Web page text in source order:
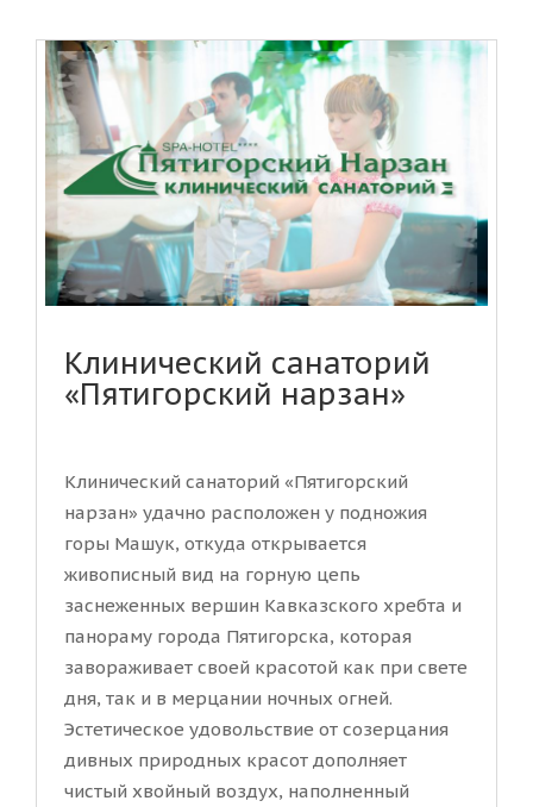
Клинический санаторий
«Пятигорский нарзан»
Клинический санаторий «Пятигорский
нарзан» удачно расположен у подножия
горы Машук, откуда открывается
живописный вид на горную цепь
заснеженных вершин Кавказского хребта и
панораму города Пятигорска, которая
завораживает своей красотой как при свете
дня, так и в мерцании ночных огней.
Эстетическое удовольствие от созерцания
дивных природных красот дополняет
чистый хвойный воздух, наполненный